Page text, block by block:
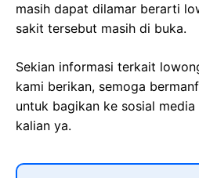
masih dapat dilamar berarti
sakit tersebut masih di buka.
Sekian informasi terkait
kami berikan, semoga
untuk bagikan ke sosial
kalian ya.